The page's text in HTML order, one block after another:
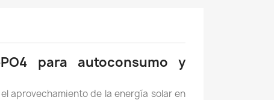
para autoconsumo y
aprovechamiento de la energía solar en